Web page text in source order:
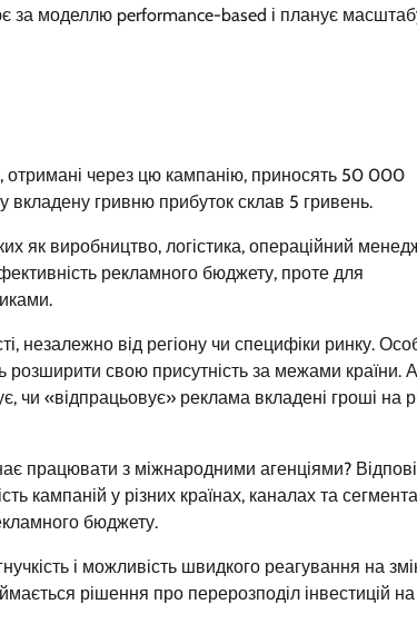
за моделлю performance-based і планує
отримані через цю кампанію, приносять 50 000
гривню прибуток склав 5 гривень.
як виробництво, логістика, операційний
рекламного бюджету, проте для
незалежно від регіону чи специфіки ринку.
розширити свою присутність за межами країни.
чи «відпрацьовує» реклама вкладені гроші на
працювати з міжнародними агенціями?
кампаній у різних країнах, каналах та
бюджету.
і можливість швидкого реагування на
рішення про перерозподіл інвестицій